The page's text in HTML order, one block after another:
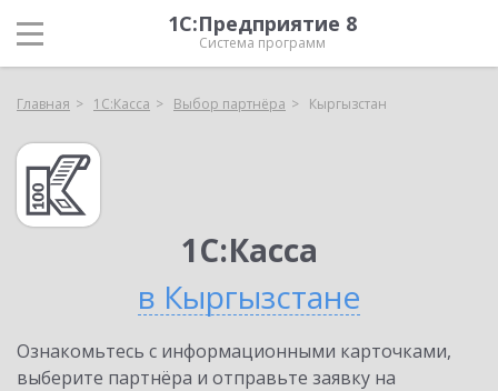
1С:Предприятие 8
Система программ
Главная 1С:Касса Выбор партнёра Кыргызстан
1С:Касса
в Кыргызстане
Ознакомьтесь с информационными карточками,
выберите партнёра и отправьте заявку на